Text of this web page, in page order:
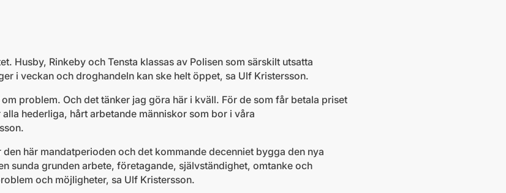
Husby, Rinkeby och Tensta klassas av Polisen som särskilt utsatta
i veckan och droghandeln kan ske helt öppet, sa Ulf Kristersson.
problem. Och det tänker jag göra här i kväll. För de som får betala priset
hederliga, hårt arbetande människor som bor i våra
här mandatperioden och det kommande decenniet bygga den nya
sunda grunden arbete, företagande, självständighet, omtanke och
och möjligheter, sa Ulf Kristersson.